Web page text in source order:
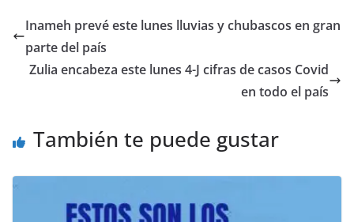
Inameh prevé este lunes lluvias y chubascos en gran
parte del país
Zulia encabeza este lunes 4-J cifras de casos Covid
en todo el país
También te puede gustar